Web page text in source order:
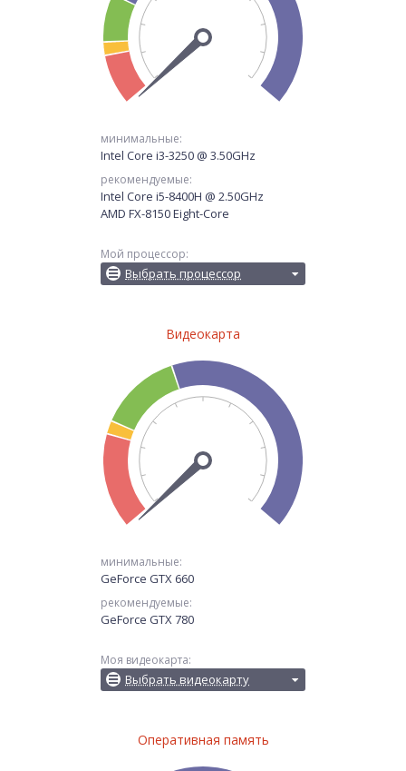
минимальные:
Intel Core i3-3250 @ 3.50GHz
рекомендуемые:
Intel Core i5-8400H @ 2.50GHz
AMD FX-8150 Eight-Core
Мой процессор:
Выбрать процессор
Видеокарта
минимальные:
GeForce GTX 660
рекомендуемые:
GeForce GTX 780
Моя видеокарта:
Выбрать видеокарту
Оперативная память